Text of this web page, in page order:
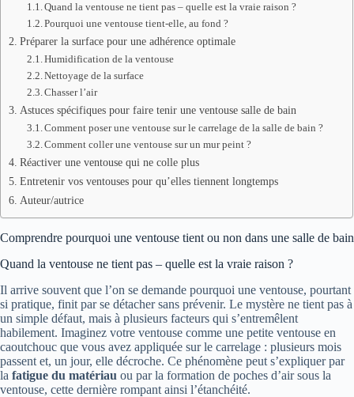
Quand la ventouse ne tient pas – quelle est la vraie raison ?
Pourquoi une ventouse tient-elle, au fond ?
Préparer la surface pour une adhérence optimale
Humidification de la ventouse
Nettoyage de la surface
Chasser l’air
Astuces spécifiques pour faire tenir une ventouse salle de bain
Comment poser une ventouse sur le carrelage de la salle de bain ?
Comment coller une ventouse sur un mur peint ?
Réactiver une ventouse qui ne colle plus
Entretenir vos ventouses pour qu’elles tiennent longtemps
Auteur/autrice
Comprendre pourquoi une ventouse tient ou non dans une salle de bain
Quand la ventouse ne tient pas – quelle est la vraie raison ?
Il arrive souvent que l’on se demande pourquoi une ventouse, pourtant
si pratique, finit par se détacher sans prévenir. Le mystère ne tient pas à
un simple défaut, mais à plusieurs facteurs qui s’entremêlent
habilement. Imaginez votre ventouse comme une petite ventouse en
caoutchouc que vous avez appliquée sur le carrelage : plusieurs mois
passent et, un jour, elle décroche. Ce phénomène peut s’expliquer par
la fatigue du matériau ou par la formation de poches d’air sous la
ventouse, cette dernière rompant ainsi l’étanchéité.